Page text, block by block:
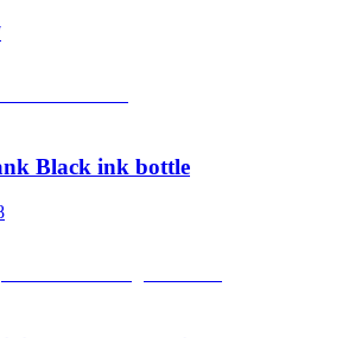
Black ink bottle